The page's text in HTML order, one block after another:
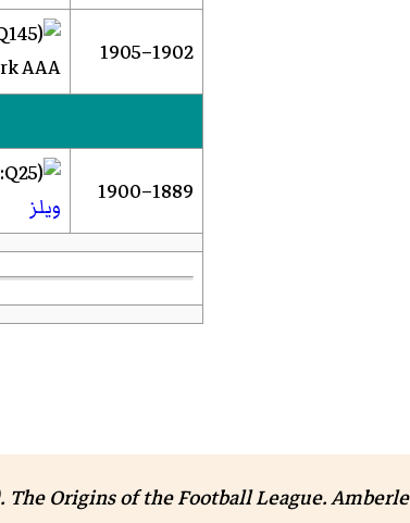
1902–1905
AAA
1889–1900 ويلز
The Origins of the Football League.